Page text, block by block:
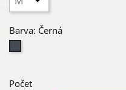
Barva: Černá
Počet